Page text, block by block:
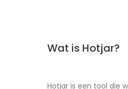
Wat is Hotjar?
Hotjar is een tool die